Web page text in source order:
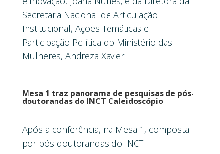
Secretaria Nacional de Articulação
Institucional, Ações Temáticas e
Participação Política do Ministério das
Mulheres, Andreza Xavier.
Mesa 1 traz panorama de pesquisas de pós-
doutorandas do INCT Caleidoscópio
Após a conferência, na Mesa 1, composta
por pós-doutorandas do INCT